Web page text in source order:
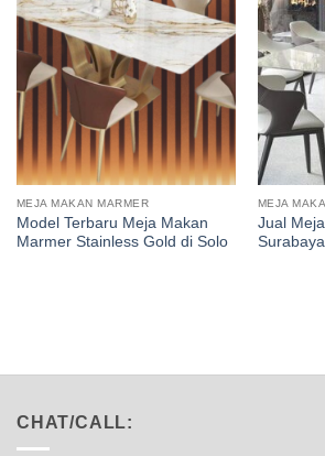
MEJA MAKAN MARMER
Model Terbaru Meja Makan
Marmer Stainless Gold di Solo
MEJA
Jual
CHAT/CALL: